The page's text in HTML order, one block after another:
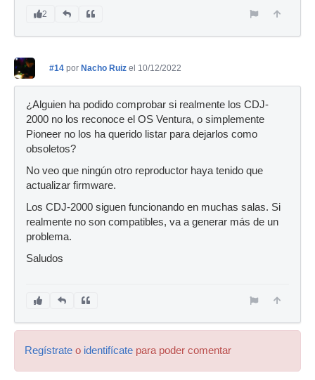
2
#14 por Nacho Ruiz el 10/12/2022
¿Alguien ha podido comprobar si realmente los CDJ-
2000 no los reconoce el OS Ventura, o simplemente
Pioneer no los ha querido listar para dejarlos como
obsoletos?
No veo que ningún otro reproductor haya tenido que
actualizar firmware.
Los CDJ-2000 siguen funcionando en muchas salas. Si
realmente no son compatibles, va a generar más de un
problema.
Saludos
Regístrate o identifícate para poder comentar